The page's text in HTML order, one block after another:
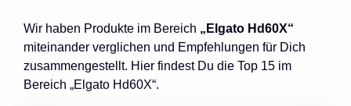
Wir haben Produkte im Bereich „Elgato Hd60X“
miteinander verglichen und Empfehlungen für Dich
zusammengestellt. Hier findest Du die Top 15 im
Bereich „Elgato Hd60X“.